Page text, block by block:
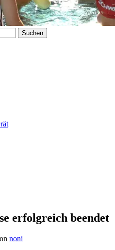
erfolgreich beendet
noni